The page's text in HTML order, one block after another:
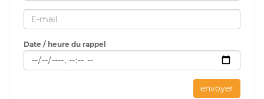
Date / heure du rappel
envoyer